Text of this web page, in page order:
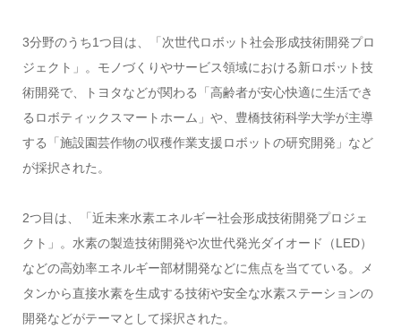
3分野のうち1つ目は、「次世代ロボット社会形成技術開発プロ
ジェクト」。モノづくりやサービス領域における新ロボット技
術開発で、トヨタなどが関わる「高齢者が安心快適に生活でき
るロボティックスマートホーム」や、豊橋技術科学大学が主導
する「施設園芸作物の収穫作業支援ロボットの研究開発」など
が採択された。
2つ目は、「近未来水素エネルギー社会形成技術開発プロジェ
クト」。水素の製造技術開発や次世代発光ダイオード（LED）
などの高効率エネルギー部材開発などに焦点を当てている。メ
タンから直接水素を生成する技術や安全な水素ステーションの
開発などがテーマとして採択された。